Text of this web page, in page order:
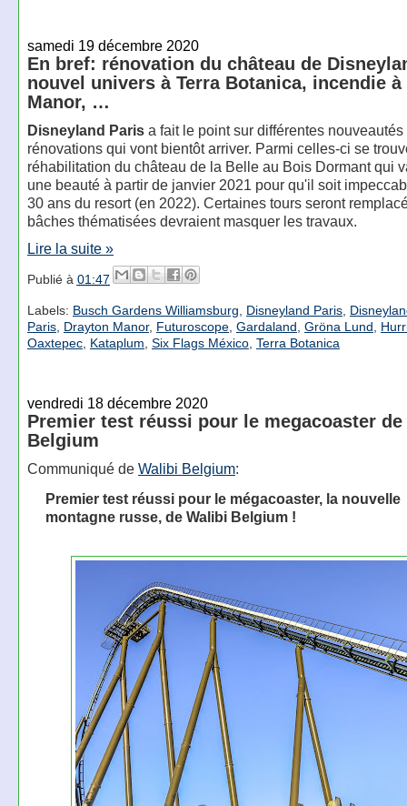
samedi 19 décembre 2020
En bref: rénovation du château de
nouvel univers à Terra Botanica, incendie à
Manor, …
Disneyland Parisa fait le point sur différentes nouveautés
rénovations qui vont bientôt arriver. Parmi celles-ci se
réhabilitation du château de la Belle au Bois Dormant qui
une beauté à partir de janvier 2021 pour qu'il soit
30 ans du resort (en 2022). Certaines tours seront
bâches thématisées devraient masquer les travaux.
Lire la suite »
Publié à 01:47
Labels: Busch Gardens Williamsburg, Disneyland Paris,
Paris, Drayton Manor, Futuroscope, Gardaland, Gröna Lund,
Oaxtepec, Kataplum, Six Flags México, Terra Botanica
vendredi 18 décembre 2020
Premier test réussi pour le megacoaster
Belgium
Communiqué de Walibi Belgium:
Premier test réussi pour le mégacoaster, la nouvelle
montagne russe, de Walibi Belgium !